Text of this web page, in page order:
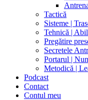
Tactică
Sisteme |
Tehnică |
Pregătire
Secretele
Portarul |
Metodică |
Podcast
Contact
Contul meu